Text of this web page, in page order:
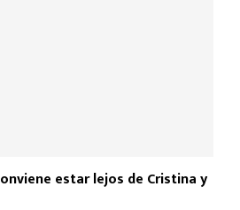
estar lejos de Cristina y